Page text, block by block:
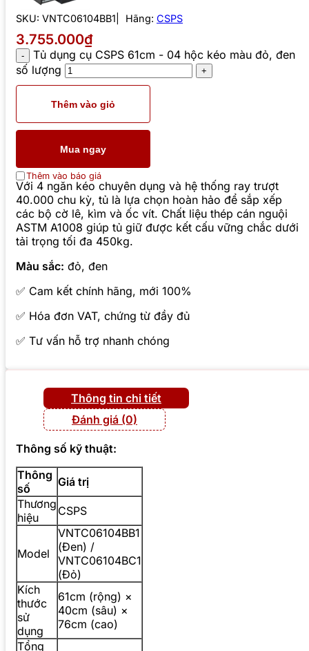
SKU: VNTC06104BB1 Hãng: CSPS
3.755.000₫
Tủ dụng cụ CSPS 61cm - 04 hộc kéo màu đỏ, đen
số lượng
Thêm vào giỏ
Mua ngay
Thêm vào báo giá
Với 4 ngăn kéo chuyên dụng và hệ thống ray trượt
40.000 chu kỳ, tủ là lựa chọn hoàn hảo để sắp xếp
các bộ cờ lê, kìm và ốc vít. Chất liệu thép cán nguội
ASTM A1008 giúp tủ giữ được kết cấu vững chắc dưới
tải trọng tối đa 450kg.
Màu sắc: đỏ, đen
✅ Cam kết chính hãng, mới 100%
✅ Hóa đơn VAT, chứng từ đầy đủ
✅ Tư vấn hỗ trợ nhanh chóng
Thông tin chi tiết
Đánh giá (0)
Thông số kỹ thuật:
Thông
số
Giá trị
Thương
hiệu
CSPS
Model
VNTC06104BB1
(Đen) /
VNTC06104BC1
(Đỏ)
Kích
thước
sử
dụng
61cm (rộng) ×
40cm (sâu) ×
76cm (cao)
Tổng